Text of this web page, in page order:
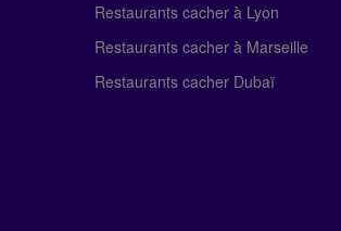
Restaurants cacher à Lyon
Restaurants cacher à Marseille
Restaurants cacher Dubaï